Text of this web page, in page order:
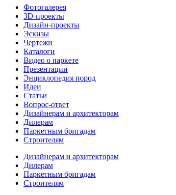
Фотогалерея
3D-проекты
Дизайн-проекты
Эскизы
Чертежи
Каталоги
Видео о паркете
Презентации
Энциклопедия пород
Идеи
Статьи
Вопрос-ответ
Дизайнерам и архитекторам
Дилерам
Паркетным бригадам
Строителям
Дизайнерам и архитекторам
Дилерам
Паркетным бригадам
Строителям